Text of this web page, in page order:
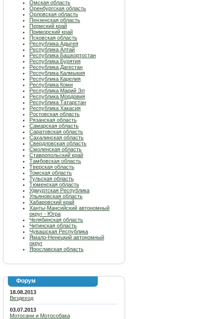
Омская область
Оренбургская область
Орловская область
Пензенская область
Пермский край
Приморский край
Псковская область
Республика Адыгея
Республика Алтай
Республика Башкортостан
Республика Бурятия
Республика Дагестан
Республика Калмыкия
Республика Карелия
Республика Коми
Республика Марий Эл
Республика Мордовия
Республика Татарстан
Республика Хакасия
Ростовская область
Рязанская область
Самарская область
Саратовская область
Сахалинская область
Свердловская область
Смоленская область
Ставропольский край
Тамбовская область
Тверская область
Томская область
Тульская область
Тюменская область
Удмуртская Республика
Ульяновская область
Хабаровский край
Ханты-Мансийский автономный
округ - Югра
Челябинская область
Читинская область
Чувашская Республика
Ямало-Ненецкий автономный
округ
Ярославская область
Форум
18.08.2013
Вездеход
03.07.2013
Мотосани и Мотособака